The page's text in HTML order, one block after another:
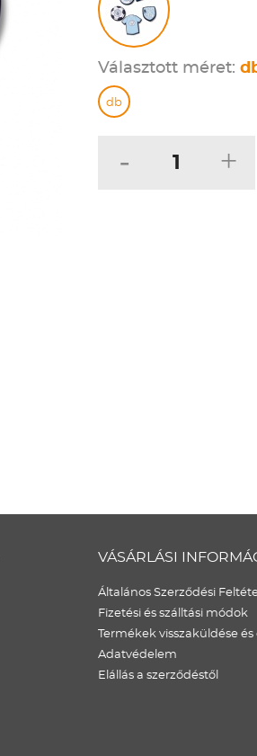
Választott méret:
db
- +
VÁSÁRLÁSI
Általános Szerződési
Fizetési és szálltási módok
Termékek visszaküldése és
Adatvédelem
Elállás a szerződéstől